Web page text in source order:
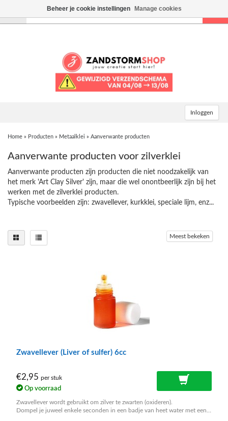
Inloggen
Home » Producten » Metaalklei » Aanverwante producten
Aanverwante producten voor zilverklei
Aanverwante producten zijn producten die niet noodzakelijk van
het merk 'Art Clay Silver' zijn, maar die wel onontbeerlijk zijn bij het
werken met de zilverklei producten.
Typische voorbeelden zijn: zwavellever, kurkklei, speciale lijm, enz...
Meest bekeken
Zwavellever (Liver of sulfer) 6cc
€2,95 per stuk
Op voorraad
Zwavellever wordt gebruikt om zilver te zwarten (oxideren).
Dompel je juweel enkele seconden in een badje van heet water met een
Beheer je cookie instellingen Manage cookies